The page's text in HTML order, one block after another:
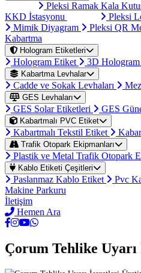
Pleksi Ramak Kala
KKD İstasyonu
Pleksi
Mimik Diyagram
Pleksi QR
Kabartma
Hologram Etiketleri
Hologram Etiket 3D
Kabartma Levhalar
Cadde ve Sokak Levhaları
GES Levhaları
GES Solar Etiketleri GES
Kabartmalı PVC Etiket
Kabartmalı Tekstil Etiket
Trafik Otopark Ekipmanları
Plastik ve Metal Trafik Otopark
Kablo Etiketi Çeşitleri
Paslanmaz Kablo Etiket Pvc
Makine Parkuru
İletişim
Hemen Ara
Çorum Tehlike